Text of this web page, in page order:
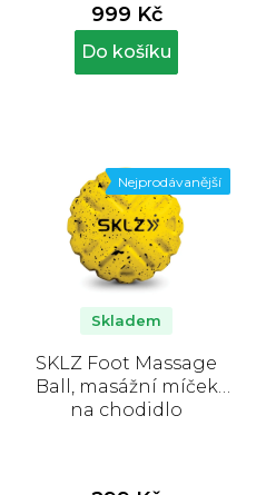
999 Kč
Do košíku
Nejprodávanější
SKLZ Foot Massage
Ball, masážní míček
na chodidlo
Skladem